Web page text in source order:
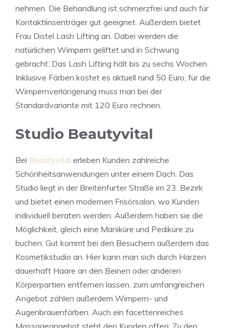
nehmen. Die Behandlung ist schmerzfrei und auch für
Kontaktlinsenträger gut geeignet. Außerdem bietet
Frau Distel Lash Lifting an. Dabei werden die
natürlichen Wimpern geliftet und in Schwung
gebracht. Das Lash Lifting hält bis zu sechs Wochen.
Inklusive Färben kostet es aktuell rund 50 Euro, für die
Wimpernverlängerung muss man bei der
Standardvariante mit 120 Euro rechnen.
Studio Beautyvital
Bei Beautyvital erleben Kunden zahlreiche
Schönheitsanwendungen unter einem Dach. Das
Studio liegt in der Breitenfurter Straße im 23. Bezirk
und bietet einen modernen Frisörsalon, wo Kunden
individuell beraten werden. Außerdem haben sie die
Möglichkeit, gleich eine Maniküre und Pediküre zu
buchen. Gut kommt bei den Besuchern außerdem das
Kosmetikstudio an. Hier kann man sich durch Harzen
dauerhaft Haare an den Beinen oder anderen
Körperpartien entfernen lassen, zum umfangreichen
Angebot zählen außerdem Wimpern- und
Augenbrauenfärben. Auch ein facettenreiches
Massageangebot steht den Kunden offen: Zu den